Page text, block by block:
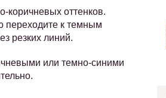
коричневых оттенков.
переходите к темным
резких линий.
или темно-синими